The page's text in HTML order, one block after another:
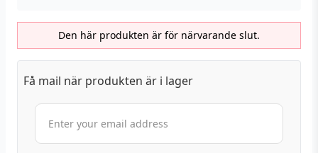
Den här produkten är för närvarande slut.
Få mail när produkten är i lager